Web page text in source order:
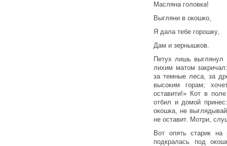
Масляна головка!
Выгляни в окошко,
Я дала тебе горошку,
Дам и зернышков.
Петух лишь выглянул
лихим матом
за темные леса, за
высоким горам;
оставити!» Кот в
отбил и домой
окошка, не
не оставит. Мотри,
Вот опять старик
подкралась под